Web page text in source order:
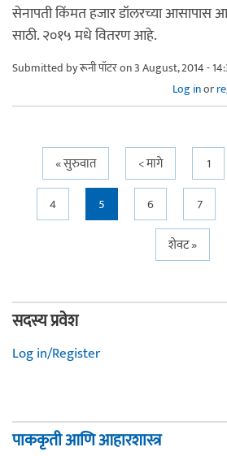
सेनापती किंमत हजार डॉलरच्या
साठी. २०१५ मधे वितरण आहे.
Submitted byरूनी पॉटरon 3 August, 2014 -
Log inor
Pages« सुरुवात < मागे 1
4
5 6 7
शेवट »
सदस्य प्रवेश
Log in/Register
पाककृती आणि आहारशास्त्र